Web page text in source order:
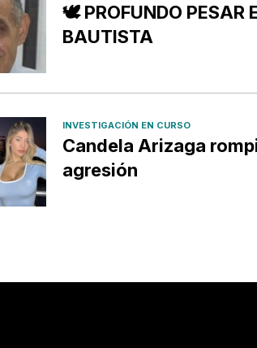
🕊️ PROFUNDO PESAR
BAUTISTA
INVESTIGACIÓN EN CURSO
Candela Arizaga
agresión